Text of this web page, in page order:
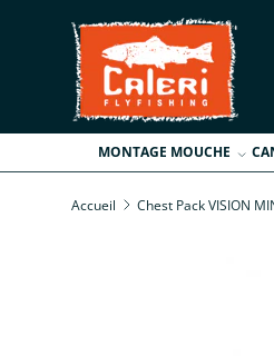
Aller au contenu
MONTAGE MOUCHE
Accueil Chest Pack VISION